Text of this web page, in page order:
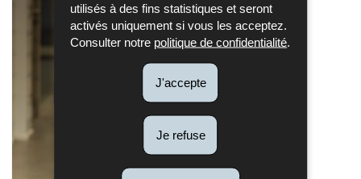
utilisés à des fins statistiques et seront
activés uniquement si vous les acceptez.
Consulter notre politique de confidentialité
J'accepte
Je refuse